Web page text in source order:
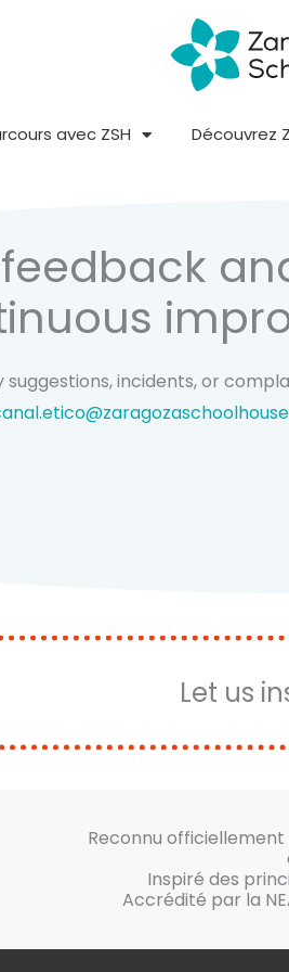
avec ZSH Découvrez
incidents, or
Let us
Reconnu
Inspiré des
Accrédité par la